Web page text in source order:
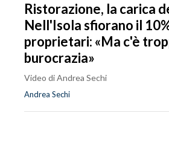
Ristorazione, la carica
Nell'Isola sfiorano il
proprietari: «Ma c'è
burocrazia»
Video di Andrea Sechi
Andrea Sechi